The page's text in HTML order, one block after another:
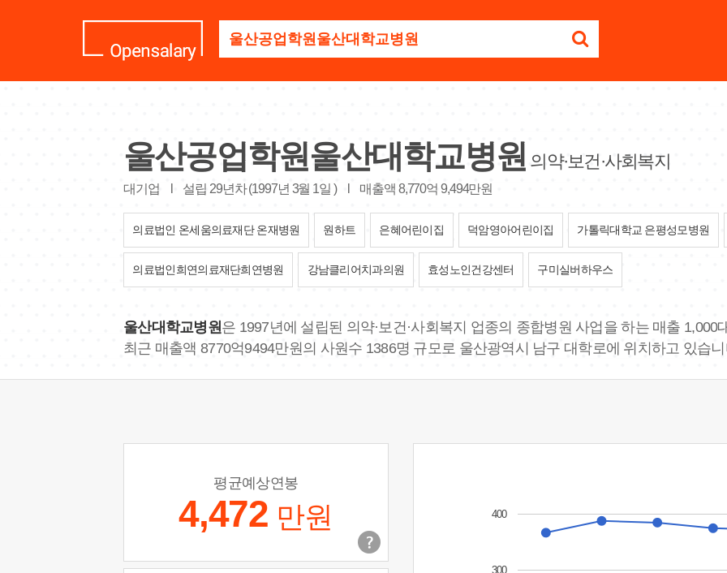
명
세
요
울산공업학원울산대학교병원 의약·보건·사회복지
대기업 설립 29년차 (1997년 3월 1일 ) 매출액 8,770억 9,494만원
의료법인 온세움의료재단 온재병원 원하트 은혜어린이집 덕암영아어린이집 가톨릭대학교 은평성모병원
의료법인희연의료재단희연병원 강남클리어치과의원 효성노인건강센터 구미실버하우스
울산대학교병원 은 1997년에 설립된 의약·보건·사회복지 업종의 종합병원 사업을 하는 매출
최근 매출액 8770억9494만원의 사원수 1386명 규모로 울산광역시 남구 대학로에 위치하고 있습
평균예상연봉
4,472 만원
300
400